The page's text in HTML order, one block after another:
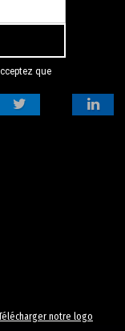
que
Pour plus
notre logo